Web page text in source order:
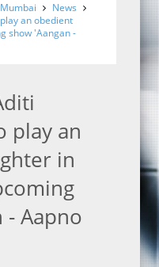
Mumbai
News
an obedient
show 'Aangan -
play an
in
- Aapno